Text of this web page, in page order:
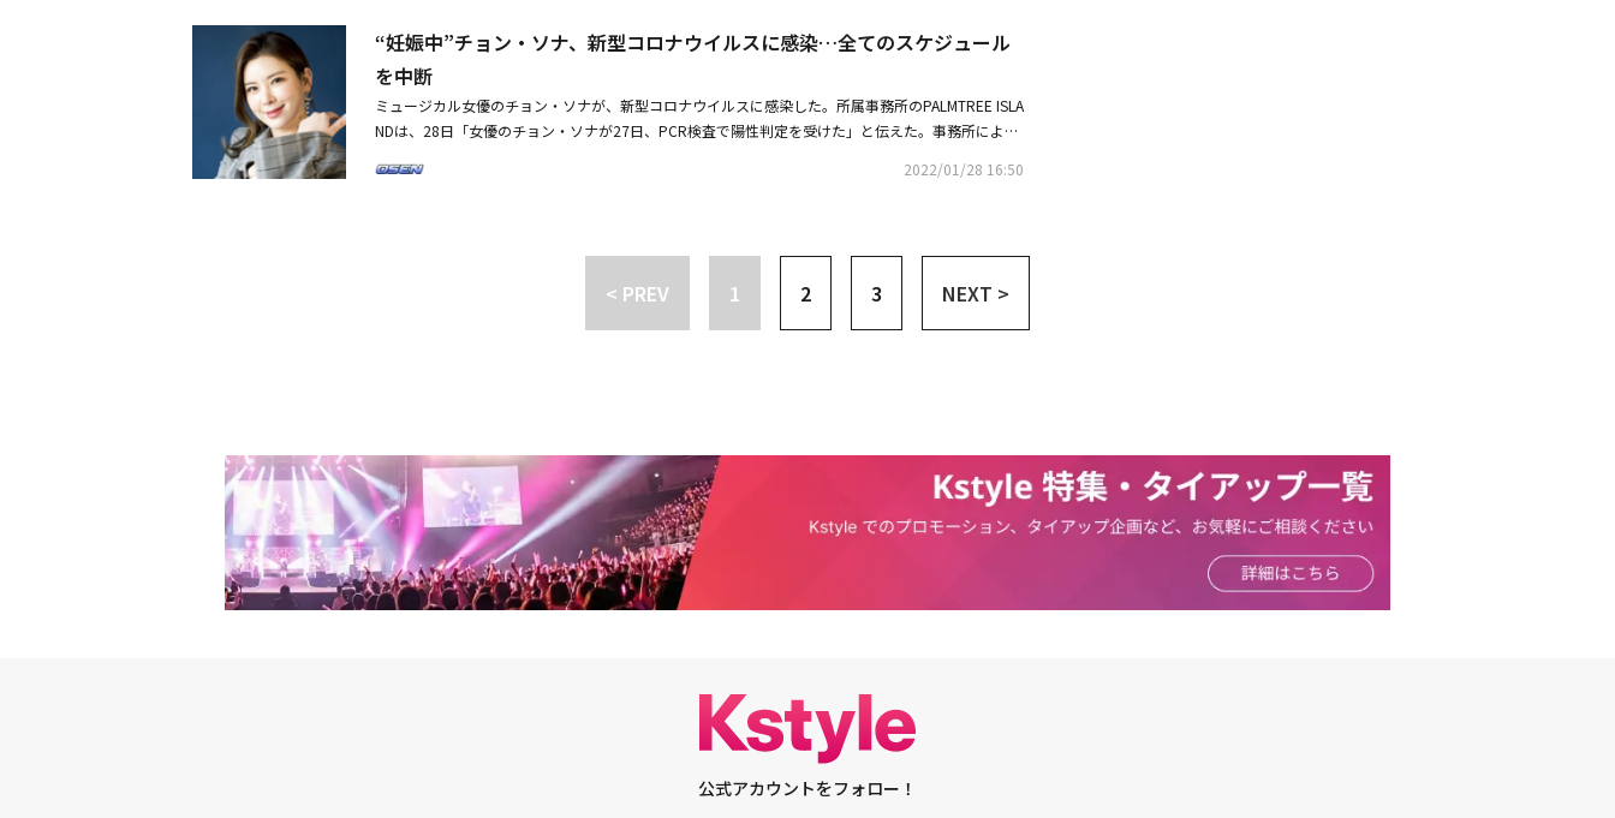
染したことを発表した。彼女は1回目のワクチンを接種し、追加の接種を待っていたところ、妊娠が
分かったため、慎重を期して2回目以降のワクチンは接種していない状態だった。韓国ミュージカル
界のトップスターであるチョン・ソナは、2020年4月に1歳年下の事業家との結婚を発表。新型コロ
ナウイルスの感染拡大で先送りにしていた結婚式を、昨年10月に挙げた。・妊娠中チョン・ソナ、
新型コロナウイルスに感染全てのスケジュールを中断・チョン・ソナ、結婚から3ヶ月妊娠を発表
「5月に出産予定」
“妊娠中”チョン・ソナ、新型コロナウイルスに感染…全てのスケジュール
を中断
ミュージカル女優のチョン・ソナが、新型コロナウイルスに感染した。所属事務所のPALMTREE ISLA
NDは、28日「女優のチョン・ソナが27日、PCR検査で陽性判定を受けた」と伝えた。事務所による
ウイルスに感染しているという通知を受けた。チョン・ソナは1回目のワクチンを接種し、追加の接
っている。彼女は昨年10月に1歳年下の一般男性と結婚し、今月妊娠を発表した。・チョン・ソナ、
ド・ストーリー」OSTの韓国語バージョンのMVを公開美しいハーモニー
2022/01/28 16:50
< PREV 1 2 3 NEXT >
公式アカウントをフォロー！